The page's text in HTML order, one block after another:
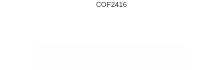
COF2416